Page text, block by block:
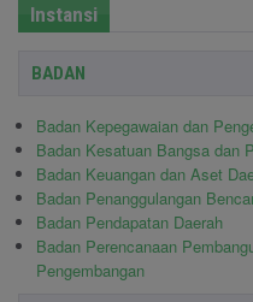
Instansi
BADAN
Badan Kepegawaian dan
Badan Kesatuan Bangsa dan
Badan Keuangan dan Aset
Badan Penanggulangan
Badan Pendapatan Daerah
Badan Perencanaan
Pengembangan